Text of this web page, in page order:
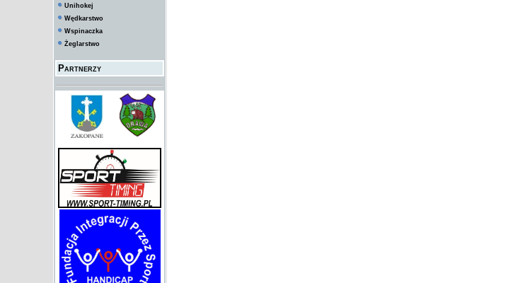
Unihokej
Wędkarstwo
Wspinaczka
Żeglarstwo
Partnerzy